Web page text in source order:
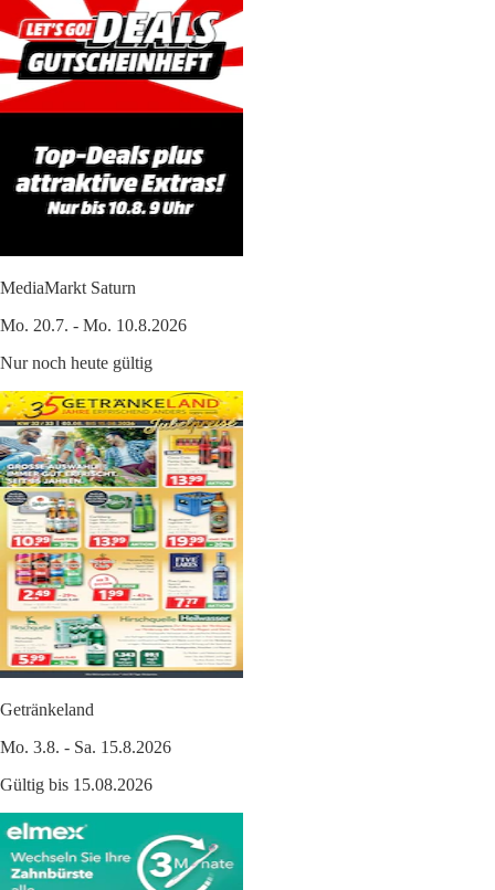
MediaMarkt Saturn
Mo. 20.7. - Mo. 10.8.2026
Nur noch heute gültig
Getränkeland
Mo. 3.8. - Sa. 15.8.2026
Gültig bis 15.08.2026